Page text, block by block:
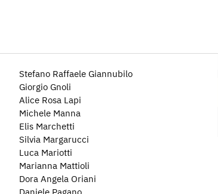
Stefano Raffaele Giannubilo
Giorgio Gnoli
Alice Rosa Lapi
Michele Manna
Elis Marchetti
Silvia Margarucci
Luca Mariotti
Marianna Mattioli
Dora Angela Oriani